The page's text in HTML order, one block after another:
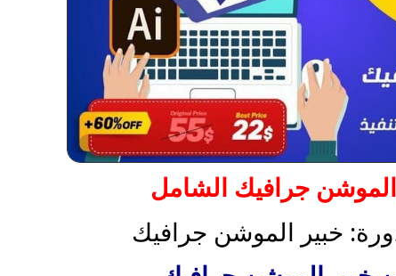
جرافيك الشامل
خبير الموشن جرافيك